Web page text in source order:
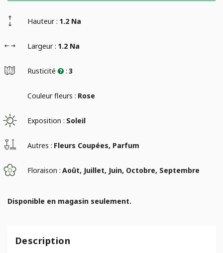
Hauteur : 1.2 Na
Largeur : 1.2 Na
Rusticité : 3
Couleur fleurs : Rose
Exposition : Soleil
Autres : Fleurs Coupées, Parfum
Floraison : Août, Juillet, Juin, Octobre, Septembre
Disponible en magasin seulement.
Description